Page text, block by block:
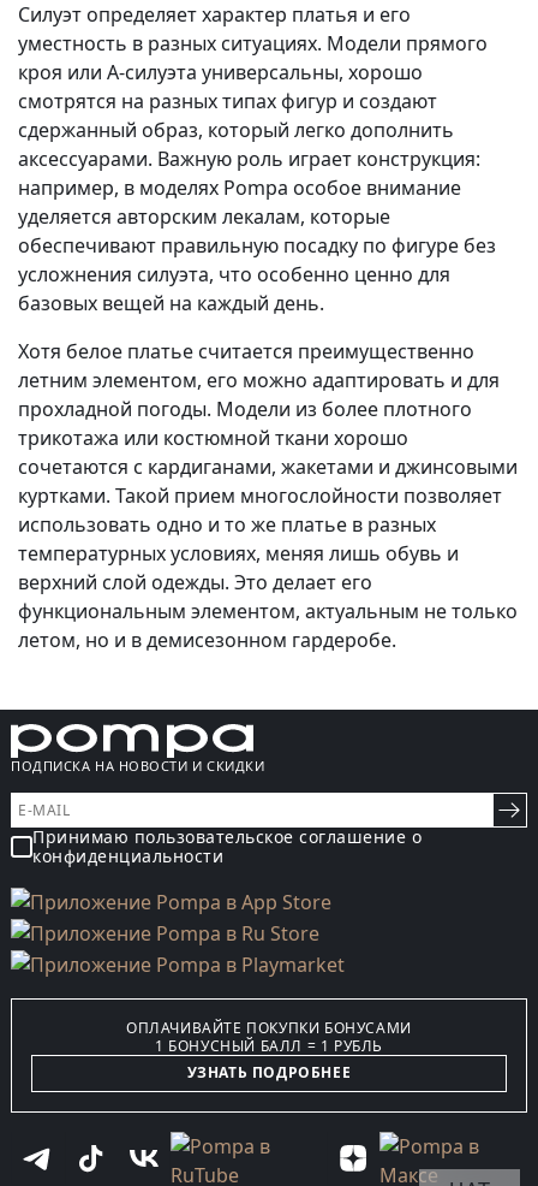
Силуэт определяет характер платья и его
уместность в разных ситуациях. Модели прямого
кроя или А-силуэта универсальны, хорошо
смотрятся на разных типах фигур и создают
сдержанный образ, который легко дополнить
аксессуарами. Важную роль играет конструкция:
например, в моделях Pompa особое внимание
уделяется авторским лекалам, которые
обеспечивают правильную посадку по фигуре без
усложнения силуэта, что особенно ценно для
базовых вещей на каждый день.
Хотя белое платье считается преимущественно
летним элементом, его можно адаптировать и для
прохладной погоды. Модели из более плотного
трикотажа или костюмной ткани хорошо
сочетаются с кардиганами, жакетами и джинсовыми
куртками. Такой прием многослойности позволяет
использовать одно и то же платье в разных
температурных условиях, меняя лишь обувь и
верхний слой одежды. Это делает его
функциональным элементом, актуальным не только
летом, но и в демисезонном гардеробе.
ПОДПИСКА НА НОВОСТИ И СКИДКИ
Принимаю пользовательское соглашение о
конфиденциальности
ОПЛАЧИВАЙТЕ ПОКУПКИ БОНУСАМИ
1 БОНУСНЫЙ БАЛЛ = 1 РУБЛЬ
УЗНАТЬ ПОДРОБНЕЕ